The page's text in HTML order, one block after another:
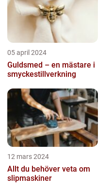
05 april 2024
Guldsmed – en mästare i
smyckestillverkning
12 mars 2024
Allt du behöver veta om
slipmaskiner